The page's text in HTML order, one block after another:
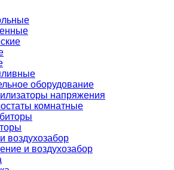
оборудование
напряжения
комнатные
воздухозабор
и воздухозабор